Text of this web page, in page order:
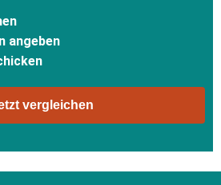
angeben
vergleichen